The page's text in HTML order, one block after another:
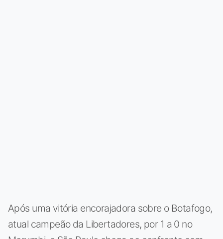
Após uma vitória encorajadora sobre o Botafogo,
atual campeão da Libertadores, por 1 a 0 no